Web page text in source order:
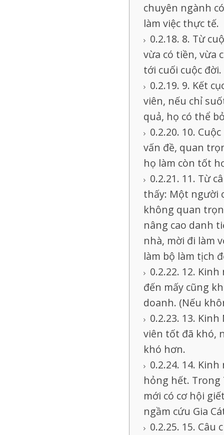
chuyên ngành
làm việc thực tế.
8. Từ
vừa có tiền, vừa
tới cuối cuộc đời.
9. Kết
viên, nếu chỉ
quả, họ có thể
10.
vấn đề, quan
họ làm còn tốt
11. Từ
thấy: Một người
không quan
nâng cao danh
nhà, mời đi làm
làm bộ làm tịch
12.
đến mấy cũng
doanh. (Nếu
13.
viên tốt đã khó,
khó hơn.
14. Kinh
hỏng hết. Trong
mới có cơ hội
ngầm cứu Gia
15. Câu